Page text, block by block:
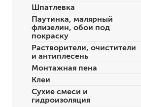
Шпатлевка
Паутинка, малярный
флизелин, обои под
покраску
Растворители, очистители
и антиплесень
Монтажная пена
Клеи
Сухие смеси и
гидроизоляция